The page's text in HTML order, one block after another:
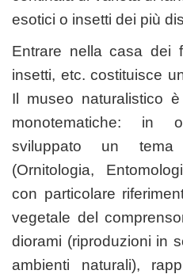
esotici o insetti dei più
Entrare nella casa dei
insetti, etc. costituisce
Il museo naturalistico
monotematiche: in
sviluppato un
(Ornitologia,
con particolare
vegetale del
diorami (riproduzioni in
ambienti naturali),